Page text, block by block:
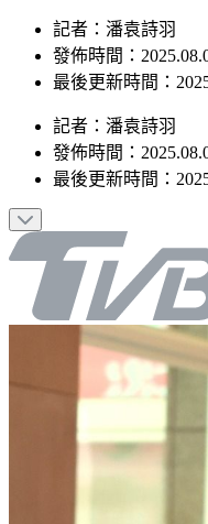
發佈時間：
最後更新時間：
發佈時間：
最後更新時間：